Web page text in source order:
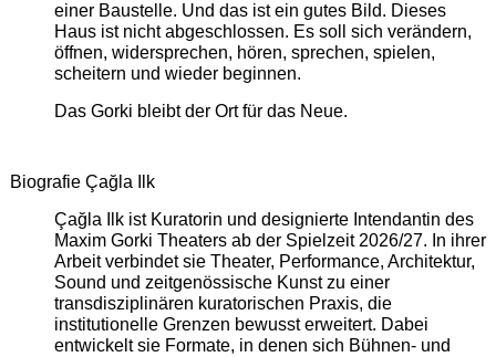
einer Baustelle. Und das ist ein gutes Bild. Dieses
Haus ist nicht abgeschlossen. Es soll sich verändern,
öffnen, widersprechen, hören, sprechen, spielen,
scheitern und wieder beginnen.
Das Gorki bleibt der Ort für das Neue.
Biografie Çağla Ilk
Çağla Ilk ist Kuratorin und designierte Intendantin des
Maxim Gorki Theaters ab der Spielzeit 2026/27. In ihrer
Arbeit verbindet sie Theater, Performance, Architektur,
Sound und zeitgenössische Kunst zu einer
transdisziplinären kuratorischen Praxis, die
institutionelle Grenzen bewusst erweitert. Dabei
entwickelt sie Formate, in denen sich Bühnen- und